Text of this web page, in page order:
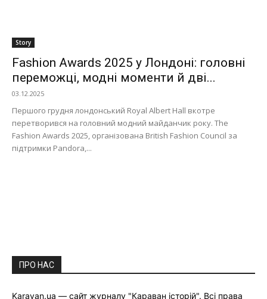
Story
Fashion Awards 2025 у Лондоні: головні
переможці, модні моменти й дві...
03.12.2025
Першого грудня лондонський Royal Albert Hall вкотре
перетворився на головний модний майданчик року. The
Fashion Awards 2025, організована British Fashion Council за
підтримки Pandora,...
ПРО НАС
Karavan.ua — сайт журналу "Караван історій". Всі права